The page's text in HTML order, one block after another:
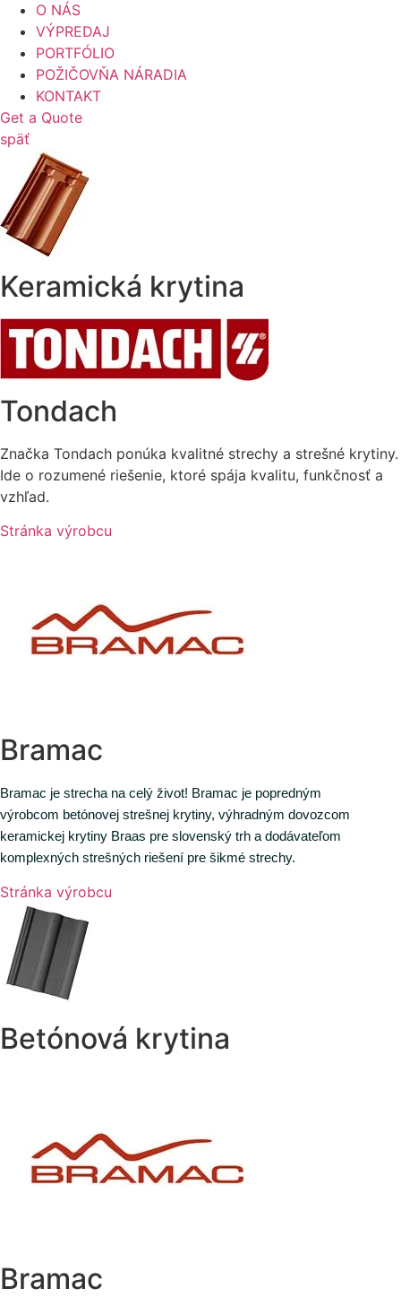
O NÁS
VÝPREDAJ
PORTFÓLIO
POŽIČOVŇA NÁRADIA
KONTAKT
Get a Quote
späť
Keramická krytina
Tondach
Značka Tondach ponúka kvalitné strechy a strešné krytiny.
Ide o rozumené riešenie, ktoré spája kvalitu, funkčnosť a
vzhľad.
Stránka výrobcu
Bramac
Bramac je strecha na celý život! Bramac je popredným
výrobcom betónovej strešnej krytiny, výhradným dovozcom
keramickej krytiny Braas pre slovenský trh a dodávateľom
komplexných strešných riešení pre šikmé strechy.
Stránka výrobcu
Betónová krytina
Bramac